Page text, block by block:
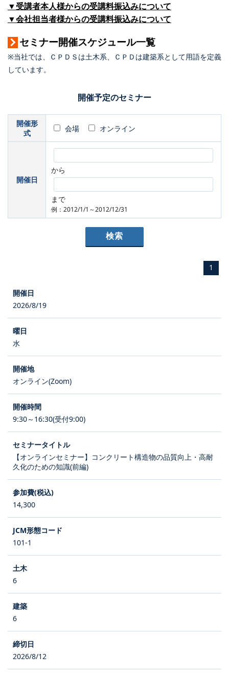
▼受講者本人様からの受講料振込みについて
▼会社担当者様からの受講料振込みについて
セミナー開催スケジュール一覧
※当社では、ＣＰＤＳは土木系、ＣＰＤは建築系として用語を定義
しています。
開催予定のセミナー
開催形
式
会場 オンライン
開催日
から
まで
例：2012/1/1～2012/12/31
1
2026/8/19
水
オンライン(Zoom)
9:30～16:30(受付9:00)
【オンラインセミナー】コンクリート構造物の品質向上・高耐
久化のための知識(前編)
14,300
101-1
6
6
2026/8/12